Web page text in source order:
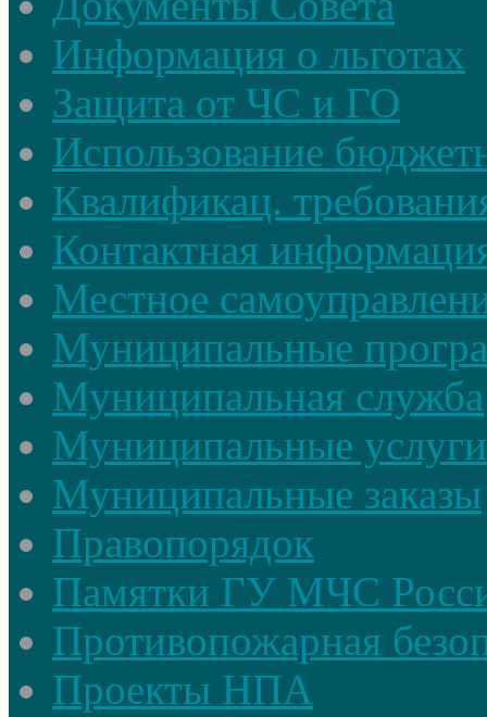
Информация о льготах
Защита от ЧС и ГО
Использование
Квалификац.
Контактная
Местное
Муниципальные
Муниципальная служба
Муниципальные услуги
Муниципальные заказы
Правопорядок
Памятки ГУ МЧС
Противопожарная
Проекты НПА